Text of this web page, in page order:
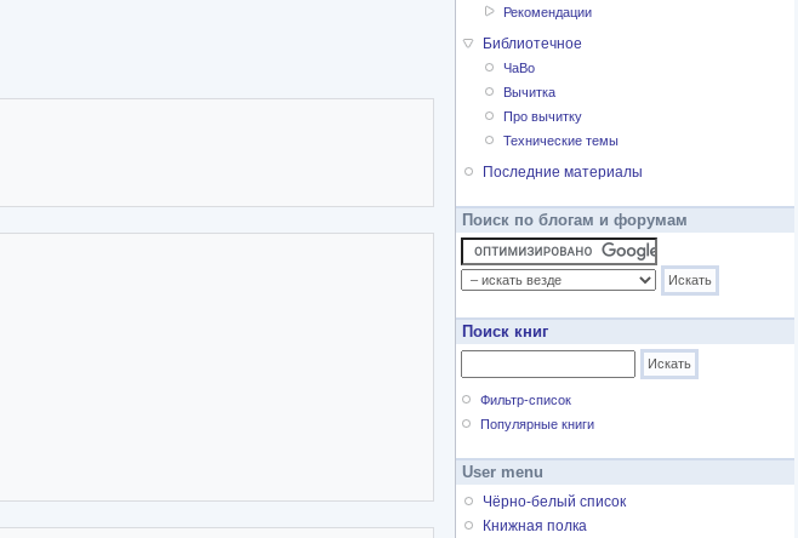
Рекомендации
Библиотечное
ЧаВо
Вычитка
Про вычитку
Технические темы
Последние материалы
Поиск по блогам и форумам
Поиск книг
Фильтр-список
Популярные книги
User menu
Чёрно-белый список
Книжная полка